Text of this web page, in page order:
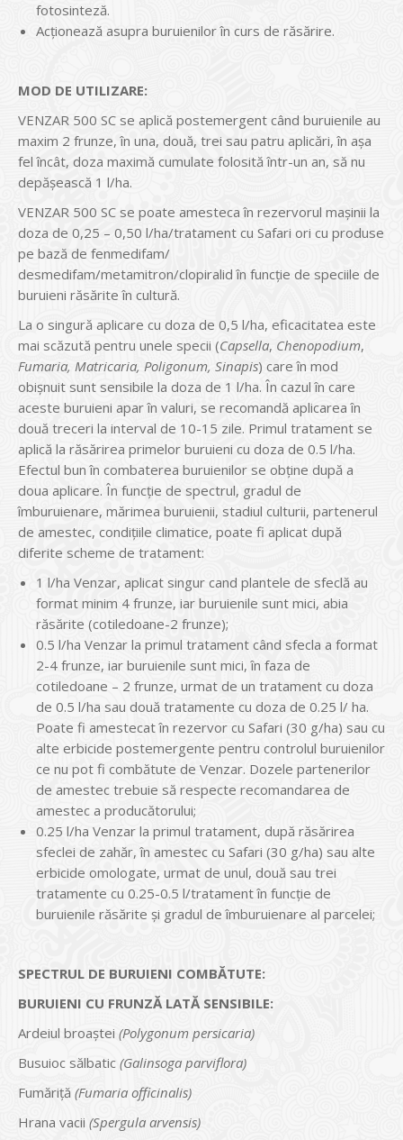
fotosinteză.
Acționează asupra buruienilor în curs de răsărire.
MOD DE UTILIZARE:
VENZAR 500 SC se aplică postemergent când buruienile au
maxim 2 frunze, în una, două, trei sau patru aplicări, în aşa
fel încât, doza maximă cumulate folosită într-un an, să nu
depăşească 1 l/ha.
VENZAR 500 SC se poate amesteca în rezervorul maşinii la
doza de 0,25 – 0,50 l/ha/tratament cu Safari ori cu produse
pe bază de fenmedifam/
desmedifam/metamitron/clopiralid în funcţie de speciile de
buruieni răsărite în cultură.
La o singură aplicare cu doza de 0,5 l/ha, eficacitatea este
mai scăzută pentru unele specii (Capsella, Chenopodium,
Fumaria, Matricaria, Poligonum, Sinapis) care în mod
obişnuit sunt sensibile la doza de 1 l/ha. În cazul în care
aceste buruieni apar în valuri, se recomandă aplicarea în
două treceri la interval de 10-15 zile. Primul tratament se
aplică la răsărirea primelor buruieni cu doza de 0.5 l/ha.
Efectul bun în combaterea buruienilor se obţine după a
doua aplicare. În funcţie de spectrul, gradul de
îmburuienare, mărimea buruienii, stadiul culturii, partenerul
de amestec, condiţiile climatice, poate fi aplicat după
diferite scheme de tratament:
1 l/ha Venzar, aplicat singur cand plantele de sfeclă au
format minim 4 frunze, iar buruienile sunt mici, abia
răsărite (cotiledoane-2 frunze);
0.5 l/ha Venzar la primul tratament când sfecla a format
2-4 frunze, iar buruienile sunt mici, în faza de
cotiledoane – 2 frunze, urmat de un tratament cu doza
de 0.5 l/ha sau două tratamente cu doza de 0.25 l/ ha.
Poate fi amestecat în rezervor cu Safari (30 g/ha) sau cu
alte erbicide postemergente pentru controlul buruienilor
ce nu pot fi combătute de Venzar. Dozele partenerilor
de amestec trebuie să respecte recomandarea de
amestec a producătorului;
0.25 l/ha Venzar la primul tratament, după răsărirea
sfeclei de zahăr, în amestec cu Safari (30 g/ha) sau alte
erbicide omologate, urmat de unul, două sau trei
tratamente cu 0.25-0.5 l/tratament în funcţie de
buruienile răsărite şi gradul de îmburuienare al parcelei;
SPECTRUL DE BURUIENI COMBĂTUTE:
BURUIENI CU FRUNZĂ LATĂ SENSIBILE:
Ardeiul broaştei (Polygonum persicaria)
Busuioc sălbatic (Galinsoga parviflora)
Fumăriță (Fumaria officinalis)
Hrana vacii (Spergula arvensis)